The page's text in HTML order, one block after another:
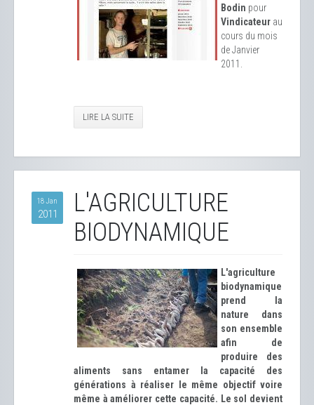
Bodin pour
Vindicateur au
cours du mois
de Janvier
2011.
LIRE LA SUITE
18 Jan
2011
L'AGRICULTURE
BIODYNAMIQUE
L'agriculture
biodynamique
prend la
nature dans
son ensemble
afin de
produire des
aliments sans entamer la capacité des
générations à réaliser le même objectif voire
même à améliorer cette capacité. Le sol devient